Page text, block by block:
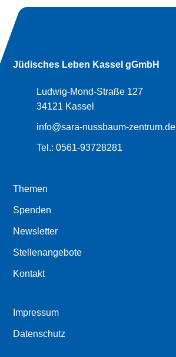
Jüdisches Leben Kassel gGmbH
Ludwig-Mond-Straße 127
34121 Kassel
info@sara-nussbaum-zentrum.de
Tel.: 0561-93728281
Themen
Spenden
Newsletter
Stellenangebote
Kontakt
Impressum
Datenschutz